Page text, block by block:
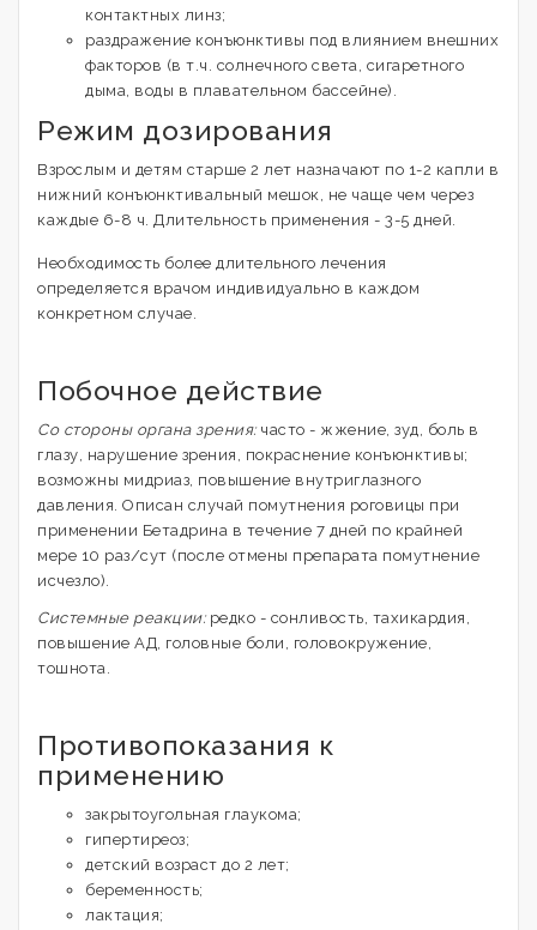
контактных линз;
раздражение конъюнктивы под влиянием внешних
факторов (в т.ч. солнечного света, сигаретного
дыма, воды в плавательном бассейне).
Режим дозирования
Взрослым и детям старше 2 лет назначают по 1-2 капли в
нижний конъюнктивальный мешок, не чаще чем через
каждые 6-8 ч. Длительность применения - 3-5 дней.
Необходимость более длительного лечения
определяется врачом индивидуально в каждом
конкретном случае.
Побочное действие
Со стороны органа зрения:часто - жжение, зуд, боль в
глазу, нарушение зрения, покраснение конъюнктивы;
возможны мидриаз, повышение внутриглазного
давления. Описан случай помутнения роговицы при
применении Бетадрина в течение 7 дней по крайней
мере 10 раз/сут (после отмены препарата помутнение
исчезло).
Системные реакции:редко - сонливость, тахикардия,
повышение АД, головные боли, головокружение,
тошнота.
Противопоказания к
применению
закрытоугольная глаукома;
гипертиреоз;
детский возраст до 2 лет;
беременность;
лактация;